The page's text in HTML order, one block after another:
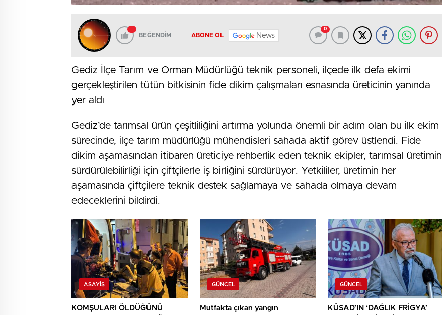
BEĞENDİM ABONE OL News
0
Gediz İlçe Tarım ve Orman Müdürlüğü teknik personeli, ilçede ilk defa ekimi
gerçekleştirilen tütün bitkisinin fide dikim çalışmaları esnasında üreticinin yanında
yer aldı
Gediz’de tarımsal ürün çeşitliliğini artırma yolunda önemli bir adım olan bu ilk ekim
sürecinde, ilçe tarım müdürlüğü mühendisleri sahada aktif görev üstlendi. Fide
dikim aşamasından itibaren üreticiye rehberlik eden teknik ekipler, tarımsal üretimin
sürdürülebilirliği için çiftçilerle iş birliğini sürdürüyor. Yetkililer, üretimin her
aşamasında çiftçilere teknik destek sağlamaya ve sahada olmaya devam
edeceklerini bildirdi.
ASAYIŞ
KOMŞULARI ÖLDÜĞÜNÜ
GÜNCEL
Mutfakta çıkan yangın
GÜNCEL
KÜSAD’IN ‘DAĞLIK FRİGYA’